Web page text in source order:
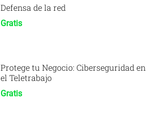
Defensa de la red
Gratis
Protege tu Negocio: Ciberseguridad en
el Teletrabajo
Gratis